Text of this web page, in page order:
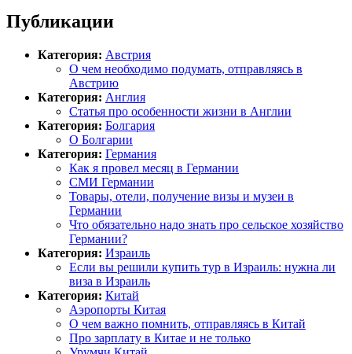
Публикации
Категория: Австрия
О чем необходимо подумать, отправляясь в
Австрию
Категория: Англия
Статья про особенности жизни в Англии
Категория: Болгария
О Болгарии
Категория: Германия
Как я провел месяц в Германии
СМИ Германии
Товары, отели, получение визы и музеи в
Германии
Что обязательно надо знать про сельское хозяйство
Германии?
Категория: Израиль
Если вы решили купить тур в Израиль: нужна ли
виза в Израиль
Категория: Китай
Аэропорты Китая
О чем важно помнить, отправляясь в Китай
Про зарплату в Китае и не только